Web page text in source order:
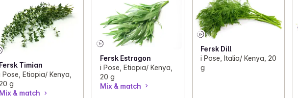
Fersk Timian
Pose, Etiopia/ Kenya,
g
Mix & match
Fersk Estragon
i Pose, Etiopia/ Kenya,
20 g
Mix & match
Fersk Dill
i Pose, Italia/ Kenya, 20
g